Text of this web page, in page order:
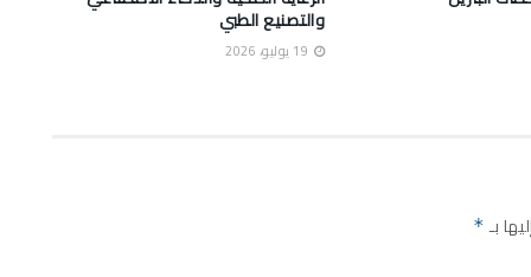
والتصنيع الطبي
بـ *